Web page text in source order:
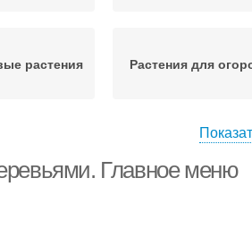
растения Растения для
Светолюбивые
растения
Главное меню